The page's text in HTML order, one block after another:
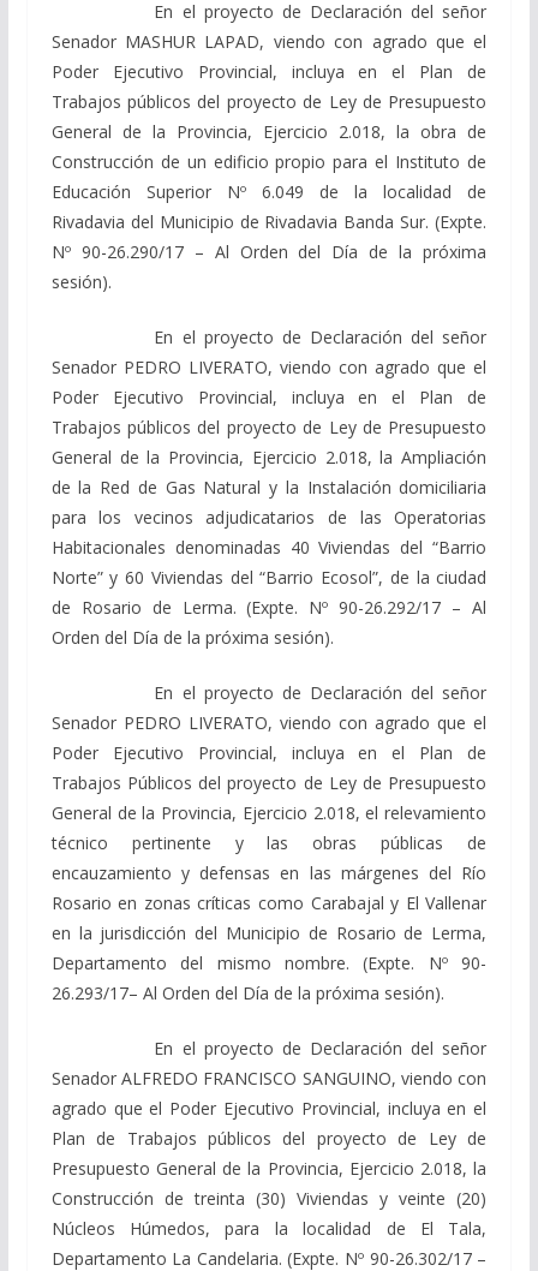
En el proyecto de Declaración del señor
Senador MASHUR LAPAD, viendo con agrado que el
Poder Ejecutivo Provincial, incluya en el Plan de
Trabajos públicos del proyecto de Ley de Presupuesto
General de la Provincia, Ejercicio 2.018, la obra de
Construcción de un edificio propio para el Instituto de
Educación Superior Nº 6.049 de la localidad de
Rivadavia del Municipio de Rivadavia Banda Sur. (Expte.
Nº 90-26.290/17 – Al Orden del Día de la próxima
sesión).
En el proyecto de Declaración del señor
Senador PEDRO LIVERATO, viendo con agrado que el
Poder Ejecutivo Provincial, incluya en el Plan de
Trabajos públicos del proyecto de Ley de Presupuesto
General de la Provincia, Ejercicio 2.018, la Ampliación
de la Red de Gas Natural y la Instalación domiciliaria
para los vecinos adjudicatarios de las Operatorias
Habitacionales denominadas 40 Viviendas del “Barrio
Norte” y 60 Viviendas del “Barrio Ecosol”, de la ciudad
de Rosario de Lerma. (Expte. Nº 90-26.292/17 – Al
Orden del Día de la próxima sesión).
En el proyecto de Declaración del señor
Senador PEDRO LIVERATO, viendo con agrado que el
Poder Ejecutivo Provincial, incluya en el Plan de
Trabajos Públicos del proyecto de Ley de Presupuesto
General de la Provincia, Ejercicio 2.018, el relevamiento
técnico pertinente y las obras públicas de
encauzamiento y defensas en las márgenes del Río
Rosario en zonas críticas como Carabajal y El Vallenar
en la jurisdicción del Municipio de Rosario de Lerma,
Departamento del mismo nombre. (Expte. Nº 90-
26.293/17– Al Orden del Día de la próxima sesión).
En el proyecto de Declaración del señor
Senador ALFREDO FRANCISCO SANGUINO, viendo con
agrado que el Poder Ejecutivo Provincial, incluya en el
Plan de Trabajos públicos del proyecto de Ley de
Presupuesto General de la Provincia, Ejercicio 2.018, la
Construcción de treinta (30) Viviendas y veinte (20)
Núcleos Húmedos, para la localidad de El Tala,
Departamento La Candelaria. (Expte. Nº 90-26.302/17 –